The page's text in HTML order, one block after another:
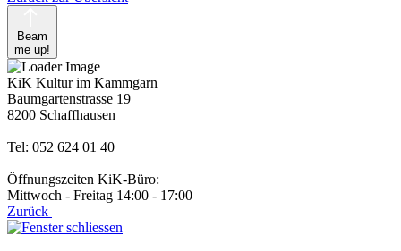
Beam
me up!
KiK Kultur im Kammgarn
Baumgartenstrasse 19
8200 Schaffhausen
Tel: 052 624 01 40
Öffnungszeiten KiK-Büro:
Mittwoch - Freitag 14:00 - 17:00
Zurück